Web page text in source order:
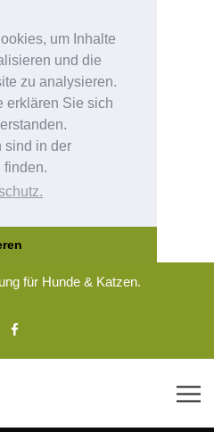
um Inhalte
und die
zu analysieren.
erklären Sie sich
sind in der
finden.
für Hunde & Katzen.